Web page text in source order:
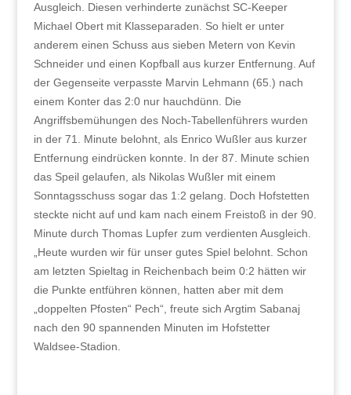
Ausgleich. Diesen verhinderte zunächst SC-Keeper
Michael Obert mit Klasseparaden. So hielt er unter
anderem einen Schuss aus sieben Metern von Kevin
Schneider und einen Kopfball aus kurzer Entfernung. Auf
der Gegenseite verpasste Marvin Lehmann (65.) nach
einem Konter das 2:0 nur hauchdünn. Die
Angriffsbemühungen des Noch-Tabellenführers wurden
in der 71. Minute belohnt, als Enrico Wußler aus kurzer
Entfernung eindrücken konnte. In der 87. Minute schien
das Speil gelaufen, als Nikolas Wußler mit einem
Sonntagsschuss sogar das 1:2 gelang. Doch Hofstetten
steckte nicht auf und kam nach einem Freistoß in der 90.
Minute durch Thomas Lupfer zum verdienten Ausgleich.
„Heute wurden wir für unser gutes Spiel belohnt. Schon
am letzten Spieltag in Reichenbach beim 0:2 hätten wir
die Punkte entführen können, hatten aber mit dem
„doppelten Pfosten“ Pech“, freute sich Argtim Sabanaj
nach den 90 spannenden Minuten im Hofstetter
Waldsee-Stadion.